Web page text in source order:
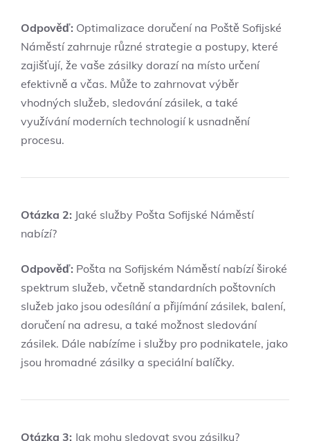
Odpověď: Optimalizace doručení na⁣ Poště Sofijské⁢
Náměstí ‍zahrnuje různé strategie a‌ postupy, ​které
zajišťují, že⁣ vaše zásilky dorazí na ‍místo určení
efektivně ⁤a⁣ včas. Může‌ to ‌zahrnovat⁣ výběr
vhodných služeb, sledování zásilek, a také
využívání moderních ⁢technologií k usnadnění
procesu.
Otázka 2: Jaké služby Pošta Sofijské Náměstí
nabízí?
Odpověď: Pošta⁣ na Sofijském​ Náměstí nabízí široké
⁣spektrum​ služeb, včetně standardních poštovních ​
služeb‍ jako jsou⁤ odesílání a přijímání zásilek, balení,
doručení ‍na ⁣adresu, a také možnost sledování
zásilek. Dále nabízíme i služby pro ⁣podnikatele, jako
jsou hromadné zásilky a ​speciální balíčky.
Otázka 3: Jak mohu sledovat ⁢svou zásilku?